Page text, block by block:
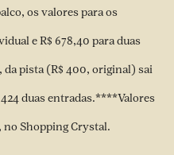
os valores para os
e R$ 678,40 para duas
da pista (R$ 400, original) sai
424 duas entradas.****Valores
Shopping Crystal.